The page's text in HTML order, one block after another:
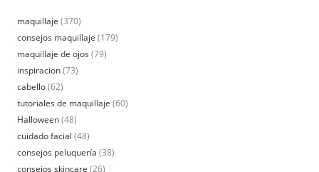
maquillaje (370)
consejos maquillaje (179)
maquillaje de ojos (79)
inspiracion (73)
cabello (62)
tutoriales de maquillaje (60)
Halloween (48)
cuidado facial (48)
consejos peluquería (38)
consejos skincare (26)